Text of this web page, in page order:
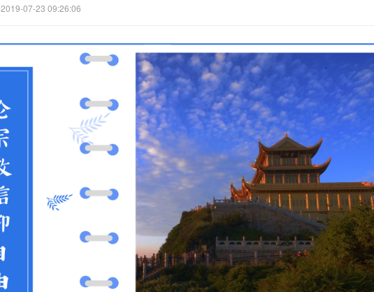
2019-07-23 09:26:06